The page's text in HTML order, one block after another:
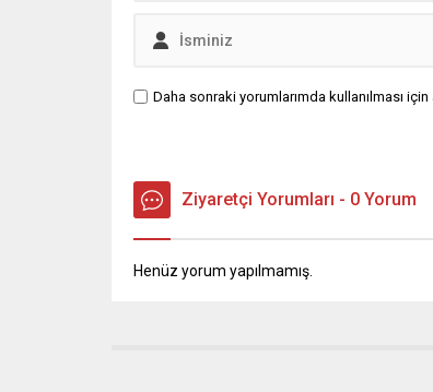
Daha sonraki yorumlarımda kullanılması
Ziyaretçi Yorumları - 0 Yorum
Henüz yorum yapılmamış.